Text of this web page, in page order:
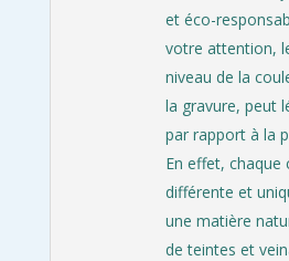
et éco-
votre attention,
niveau de la
la gravure, peut
par rapport à la
En effet, chaque
différente et
une matière
de teintes et